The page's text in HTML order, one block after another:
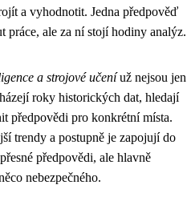
a vyhodnotit. Jedna předpověď
práce, ale za ní stojí hodiny analýz.
a strojové učeníuž nejsou jen
roky historických dat, hledají
předpovědi pro konkrétní místa.
trendy a postupně je zapojují do
předpovědi, ale hlavně
nebezpečného.